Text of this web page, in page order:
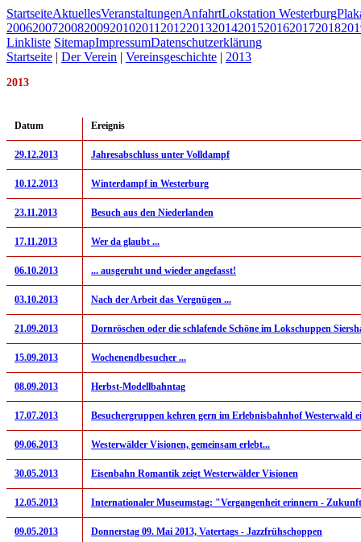
StartseiteAktuellesVeranstaltungenAnfahrtLokstation Westerburg
200620072008200920102011 2012201320142015201620172018
Linkliste SitemapImpressumDatenschutzerklärung
Startseite | Der Verein | Vereinsgeschichte | 2013
2013
Datum Ereignis
29.12.2013 Jahresabschluss unter Volldampf
10.12.2013 Winterdampf in Westerburg
23.11.2013 Besuch aus den Niederlanden
17.11.2013 Wer da glaubt ...
06.10.2013 ... ausgeruht und wieder angefasst!
03.10.2013 Nach der Arbeit das Vergnügen ...
21.09.2013 Dornröschen oder die schlafende Schöne im Lokschuppen
15.09.2013 Wochenendbesucher ...
08.09.2013 Herbst-Modellbahntag
17.07.2013 Besuchergruppen kehren gern im Erlebnisbahnhof Westerwald
09.06.2013 Westerwälder Visionen, gemeinsam erlebt...
30.05.2013 Eisenbahn Romantik zeigt Westerwälder Visionen
12.05.2013 Internationaler Museumstag: "Vergangenheit erinnern -
09.05.2013 Donnerstag 09. Mai 2013, Vatertags - Jazzfrühschoppen